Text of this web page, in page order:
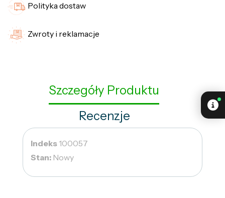
Polityka dostaw
Zwroty i reklamacje
Szczegóły Produktu
Recenzje
Indeks100057
Stan: Nowy